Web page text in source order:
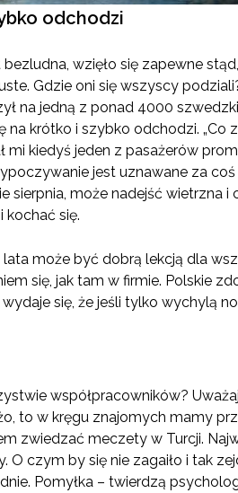
odchodzi
bezludna, wzięło się zapewne
Gdzie oni się wszyscy
na jedną z ponad 4000
na krótko i szybko odchodzi. „Co
mi kiedyś jeden z pasażerów
jest uznawane za
sierpnia, może nadejść wietrzna
kochać się.
może być dobrą lekcją dla
się, jak tam w firmie. Polskie
się, że jeśli tylko wychylą
współpracowników?
to w kręgu znajomych mamy
zwiedzać meczety w Turcji.
O czym by się nie zagaiło i tak
Pomyłka – twierdzą